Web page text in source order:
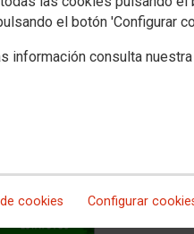
el botón 'Configurar
información consulta nuestra
cookies Configurar
Inicio Vídeos Imágenes